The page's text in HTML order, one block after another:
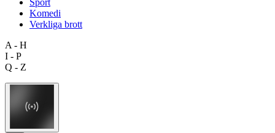
Komedi
Verkliga brott
A - H
I - P
Q - Z